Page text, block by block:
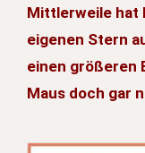
Mittlerweile hat
eigenen Stern
einen größeren
Maus doch gar